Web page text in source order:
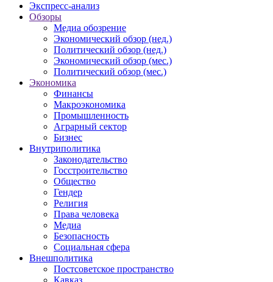
Экспресс-анализ
Обзоры
Медиа обозрение
Экономический обзор (нед.)
Политический обзор (нед.)
Экономический обзор (мес.)
Политический обзор (мес.)
Экономика
Финансы
Макроэкономика
Промышленность
Аграрный сектор
Бизнес
Внутриполитика
Законодательство
Госстроительство
Общество
Гендер
Религия
Права человека
Медиа
Безопасность
Социальная сфера
Внешполитика
Постсоветское пространство
Кавказ